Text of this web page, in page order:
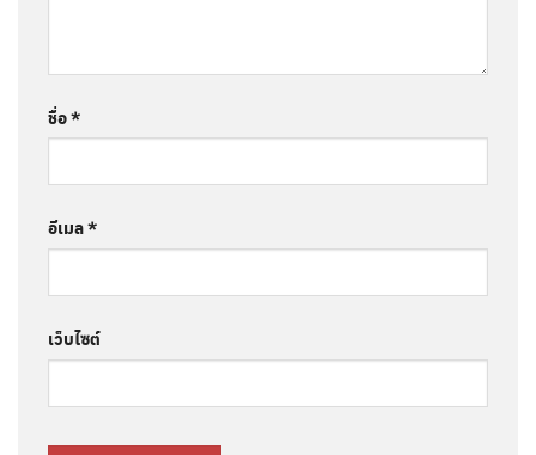
ชื่อ*
อีเมล*
เว็บไซต์